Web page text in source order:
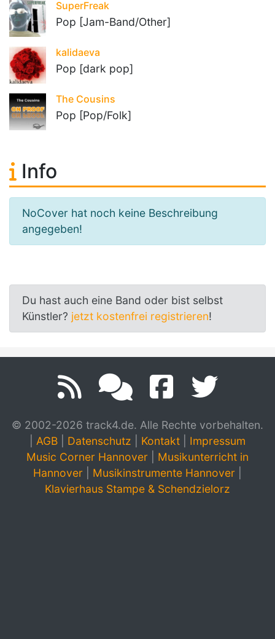
SuperFreak
Pop [Jam-Band/Other]
kalidaeva
Pop [dark pop]
The Cousins
Pop [Pop/Folk]
Info
NoCover hat noch keine Beschreibung
angegeben!
Du hast auch eine Band oder bist selbst
Künstler? jetzt kostenfrei registrieren!
© 2002-2026 track4.de. Alle Rechte vorbehalten.
AGB Datenschutz Kontakt
Impressum
Music Corner Hannover
Musikunterricht in
Hannover
Musikinstrumente Hannover
Klavierhaus Stampe & Schendzielorz